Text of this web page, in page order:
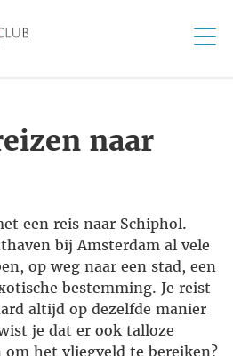
naar
een reis naar Schiphol.
bij Amsterdam al vele
op weg naar een stad, een
bestemming. Je reist
altijd op dezelfde manier
je dat er ook talloze
het vliegveld te bereiken?